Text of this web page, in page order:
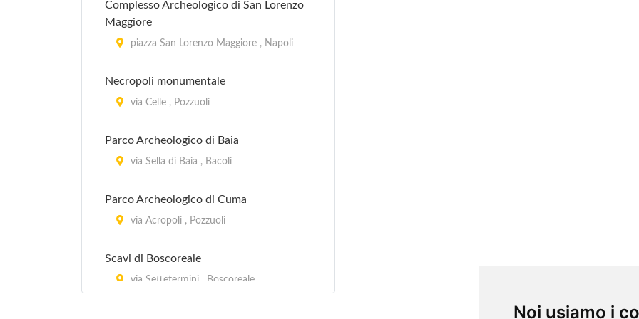
Noi usiamo i
Complesso Archeologico di San Lorenzo
Maggiore
piazza San Lorenzo Maggiore , Napoli
Necropoli monumentale
via Celle , Pozzuoli
Parco Archeologico di Baia
via Sella di Baia , Bacoli
Parco Archeologico di Cuma
via Acropoli , Pozzuoli
Scavi di Boscoreale
via Settetermini , Boscoreale